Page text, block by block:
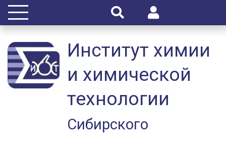
Институт химии
и химической
технологии
Сибирского